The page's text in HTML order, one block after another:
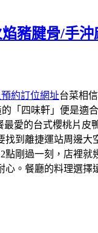
豬腱骨/手
約訂位網址台菜相
「四味軒」便是適
愛的台式櫻桃片皮
找到離捷運站周邊
剛過一刻，店裡
。餐廳的料理選